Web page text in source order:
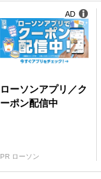
ローソンアプリ／ク
ーポン配信中
PR ローソン
AD